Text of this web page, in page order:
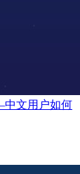
文用户如何